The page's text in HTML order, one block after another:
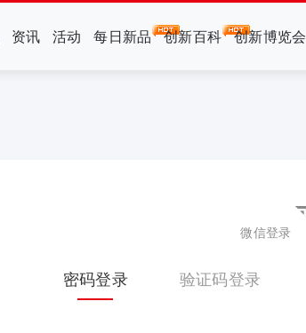
资讯 活动 每日新品 创新百科 创新博览会
微信登录
密码登录 验证码登录